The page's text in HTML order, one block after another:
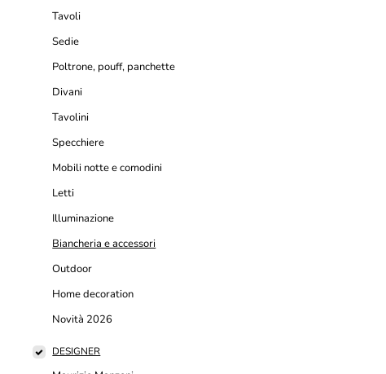
Tavoli
Sedie
Poltrone, pouff, panchette
Divani
Tavolini
Specchiere
Mobili notte e comodini
Letti
Illuminazione
Biancheria e accessori
Outdoor
Home decoration
Novità 2026
DESIGNER